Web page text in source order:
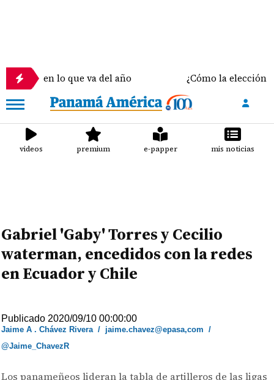
lo que va del año ¿Cómo la elección del
videos premium e-papper mis noticias
Gabriel 'Gaby' Torres y Cecilio
waterman, encedidos con la redes
en Ecuador y Chile
Publicado 2020/09/10 00:00:00
Jaime A . Chávez Rivera/ jaime.chavez@epasa,com /
@Jaime_ChavezR
Los panameñeos lideran la tabla de artilleros de las ligas